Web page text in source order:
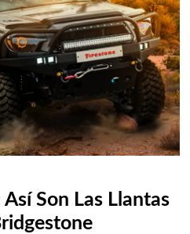
Son Las Llantas